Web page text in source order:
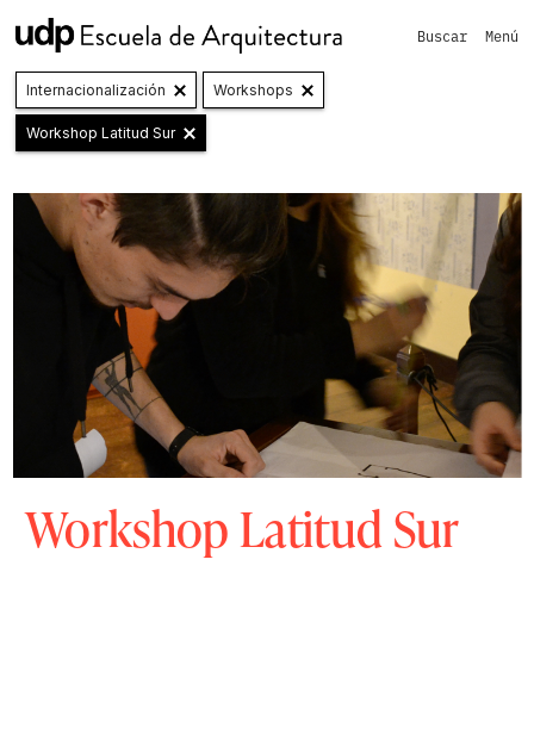
Buscar Menú
Internacionalización Workshops
Workshop Latitud Sur
Workshop Latitud Sur